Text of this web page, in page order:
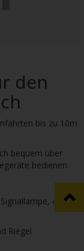
den
bis zu 10m
bequem über
bedienen.
eine
Riegel